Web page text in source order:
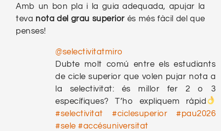
Amb un bon pla i la guia adequada, apujar la
teva nota del grau superiorés més fàcil del que
penses!
@selectivitatmiro
Dubte molt comú entre els estudiants
de cicle superior que volen pujar nota a
la selectivitat: és millor fer 2 o 3
específiques? T’ho expliquem ràpid
#selectivitat
#ciclesuperior
#pau2026
#sele #accésuniversitat